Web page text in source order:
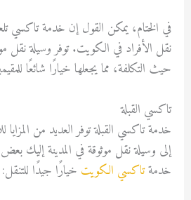
في الختام، يمكن القول إن خدمة تاكسي
نقل الأفراد في الكويت. توفر وسيلة نقل
حيث التكلفة، مما يجعلها خيارًا شائعًا
تاكسي القبلة
خدمة تاكسي القبلة توفر العديد من
إلى وسيلة نقل موثوقة في المدينة إليك
خدمةتاكسي الكويت خيارًا جيدًا للتنقل: